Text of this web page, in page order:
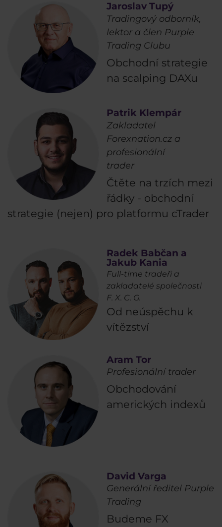
Jaroslav Tupý
Tradingový odborník,
lektor a člen Purple
Trading Clubu
Obchodní strategie
na scalping DAXu
Patrik Klempár
Zakladatel
Forexnation.cz a
profesionální
trader
Čtěte na trzích mezi
řádky - obchodní
strategie (nejen) pro platformu cTrader
Radek Babčan a
Jakub Kania
Full-time tradeři a
zakladatelé společnosti
F. X. C. G.
Od neúspěchu k
vítězství
Aram Tor
Profesionální trader
Obchodování
amerických indexů
David Varga
Generální ředitel Purple
Trading
Budeme FX